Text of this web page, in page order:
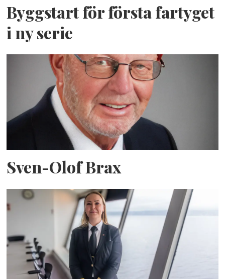
Byggstart för första fartyget
i ny serie
Sven-Olof Brax